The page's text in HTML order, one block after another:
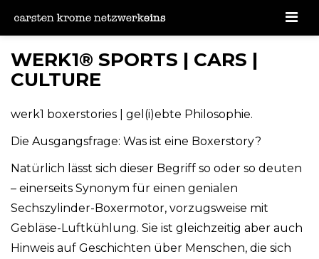
WERK1® SPORTS | CARS |
CULTURE
werk1 boxerstories | gel(i)ebte Philosophie.
Die Ausgangsfrage: Was ist eine Boxerstory?
Natürlich lässt sich dieser Begriff so oder so deuten
– einerseits Synonym für einen genialen
Sechszylinder-Boxermotor, vorzugsweise mit
Gebläse-Luftkühlung. Sie ist gleichzeitig aber auch
Hinweis auf Geschichten über Menschen, die sich